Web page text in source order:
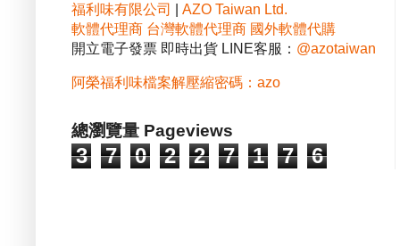
福利味有限公司
AZO Taiwan Ltd.
軟體代理商 台灣軟體代理商 國外軟體代購
開立電子發票 即時出貨 LINE客服： @azotaiwan
阿榮福利味檔案解壓縮密碼：azo
總瀏覽量 Pageviews
3 7 0 2 2 7 1 7 6